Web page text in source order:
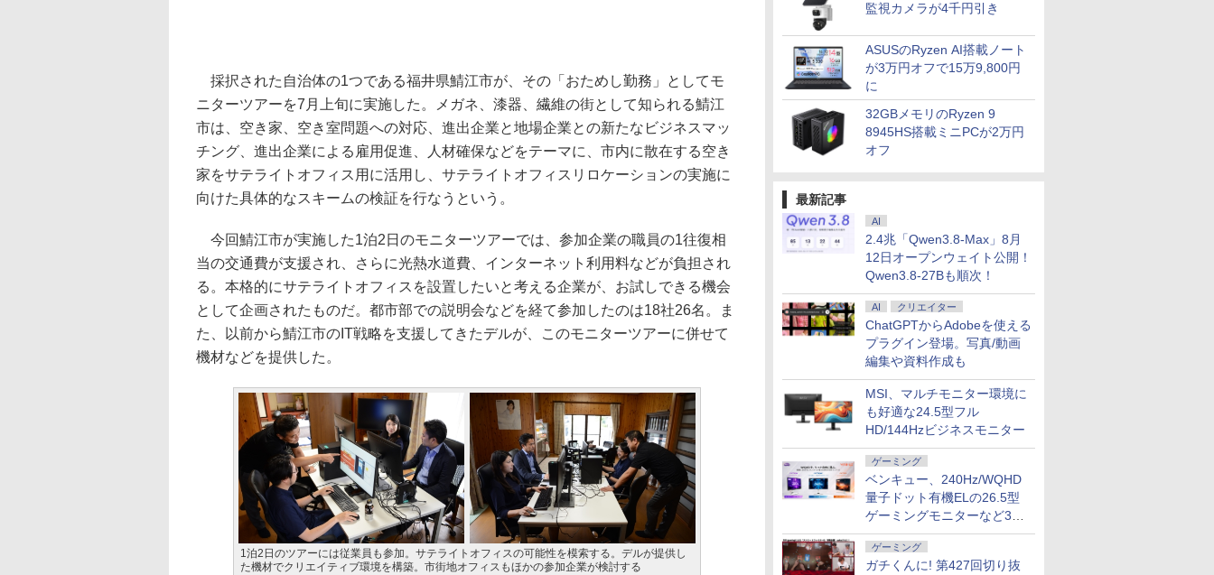
監視カメラが4千円引き
ASUSのRyzen AI搭載ノート
が3万円オフで15万9,800円
に
32GBメモリのRyzen 9
8945HS搭載ミニPCが2万円
オフ
最新記事
AI
2.4兆「Qwen3.8-Max」8月
12日オープンウェイト公開！
Qwen3.8-27Bも順次！
AI クリエイター
ChatGPTからAdobeを使える
プラグイン登場。写真/動画
編集や資料作成も
MSI、マルチモニター環境に
も好適な24.5型フル
HD/144Hzビジネスモニター
ゲーミング
ベンキュー、240Hz/WQHD
量子ドット有機ELの26.5型
ゲーミングモニターなど3機
種
ゲーミング
ガチくんに! 第427回切り抜
採択された自治体の1つである福井県鯖江市が、その「おためし勤務」としてモ
ニターツアーを7月上旬に実施した。メガネ、漆器、繊維の街として知られる鯖江
市は、空き家、空き室問題への対応、進出企業と地場企業との新たなビジネスマッ
チング、進出企業による雇用促進、人材確保などをテーマに、市内に散在する空き
家をサテライトオフィス用に活用し、サテライトオフィスリロケーションの実施に
向けた具体的なスキームの検証を行なうという。
今回鯖江市が実施した1泊2日のモニターツアーでは、参加企業の職員の1往復相
当の交通費が支援され、さらに光熱水道費、インターネット利用料などが負担され
る。本格的にサテライトオフィスを設置したいと考える企業が、お試しできる機会
として企画されたものだ。都市部での説明会などを経て参加したのは18社26名。ま
た、以前から鯖江市のIT戦略を支援してきたデルが、このモニターツアーに併せて
機材などを提供した。
1泊2日のツアーには従業員も参加。サテライトオフィスの可能性を模索する。デルが提供し
た機材でクリエイティブ環境を構築。市街地オフィスもほかの参加企業が検討する